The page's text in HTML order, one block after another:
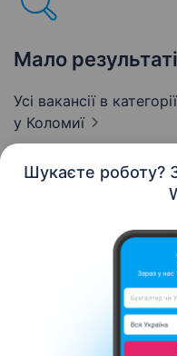
Шукаєте роботу?
Мало
Усі вакансії в
у Коломиї